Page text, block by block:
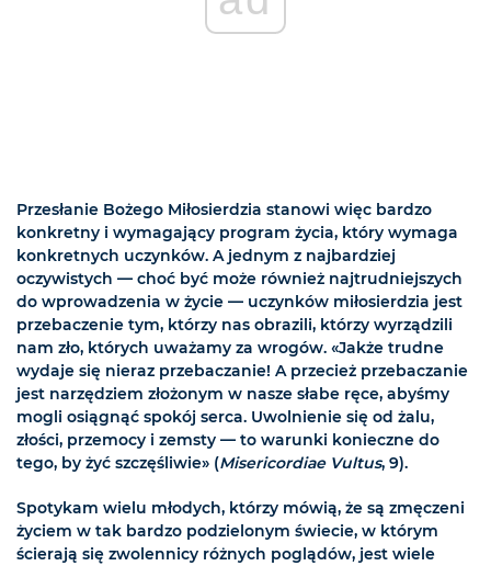
Przesłanie Bożego Miłosierdzia stanowi więc bardzo
konkretny i wymagający program życia, który wymaga
konkretnych uczynków. A jednym z najbardziej
oczywistych — choć być może również najtrudniejszych
do wprowadzenia w życie — uczynków miłosierdzia jest
przebaczenie tym, którzy nas obrazili, którzy wyrządzili
nam zło, których uważamy za wrogów. «Jakże trudne
wydaje się nieraz przebaczanie! A przecież przebaczanie
jest narzędziem złożonym w nasze słabe ręce, abyśmy
mogli osiągnąć spokój serca. Uwolnienie się od żalu,
złości, przemocy i zemsty — to warunki konieczne do
tego, by żyć szczęśliwie» (Misericordiae Vultus, 9).
Spotykam wielu młodych, którzy mówią, że są zmęczeni
życiem w tak bardzo podzielonym świecie, w którym
ścierają się zwolennicy różnych poglądów, jest wiele